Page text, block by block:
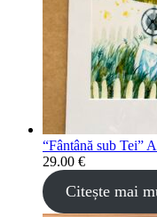
“Fântână sub Tei”
29.00 €
Citește mai